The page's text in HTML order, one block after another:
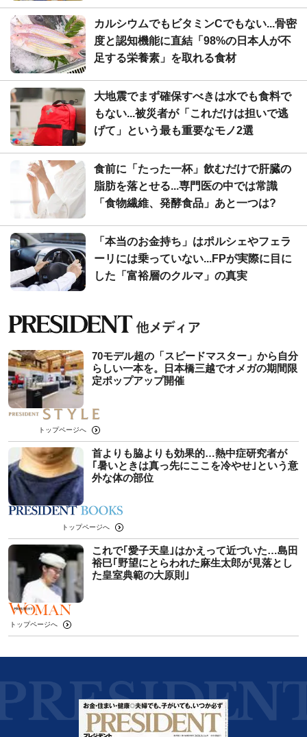
カルシウムでもビタミンCでもない...骨密
度と認知機能に直結「98%の日本人が不
足する栄養素」を取れる食材
大地震でまず確保すべきは水でも食料で
もない...被災者が「これだけは担いで逃
げて」という最も重要なモノ2選
食前に「たった一杯」飲むだけで肝臓の
脂肪を落とせる...専門医の中では常識
「食物繊維、発酵食品」あと一つは?
「本当のお金持ち」はポルシェやフェラ
ーリには乗っていない...FPが実際に目に
した「富裕層のクルマ」の真実
70モデル超の「スピードマスター」から自分
らしい一本を。日本橋三越でオメガの期間限
定ポップアップ開催
トップページへ
首よりも脇よりも効果的…熱中症研究者が
｢暑いときは真っ先にここを冷やせ｣という意
外な体の部位
トップページへ
これで｢愛子天皇｣はかえって近づいた…島田
裕巳｢野望にとらわれた麻生太郎が見落とし
た皇室典範の大原則｣
トップページへ